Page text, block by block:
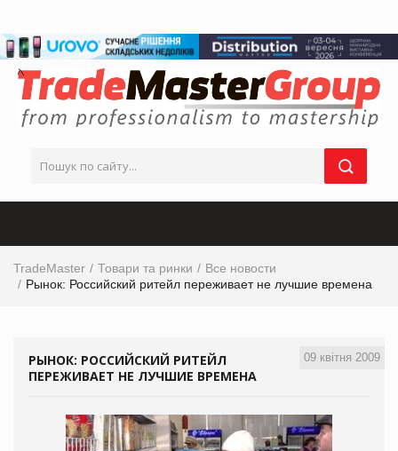
TradeMaster Товари та ринки
Все новости
Рынок: Российский ритейл переживает не лучшие времена
09 квітня 2009
РЫНОК: РОССИЙСКИЙ РИТЕЙЛ
ПЕРЕЖИВАЕТ НЕ ЛУЧШИЕ ВРЕМЕНА